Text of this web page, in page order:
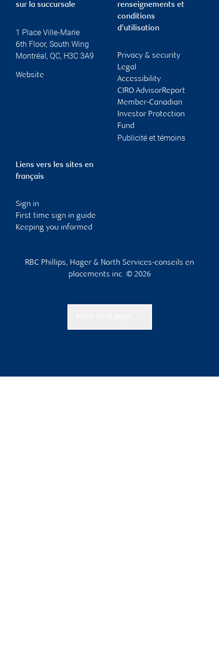
sur la succursale
1 Place Ville-Marie
6th Floor, South Wing
Montréal, QC, H3C 3A9
Website
renseignements et
conditions
d’utilisation
Privacy & security
Legal
Accessibility
CIRO AdvisorReport
Member-Canadian
Investor Protection
Fund
Publicité et témoins
Liens vers les sites en
français
Sign in
First time sign in guide
Keeping you informed
RBC Phillips, Hager & North Services-conseils en
placements inc. © 2026